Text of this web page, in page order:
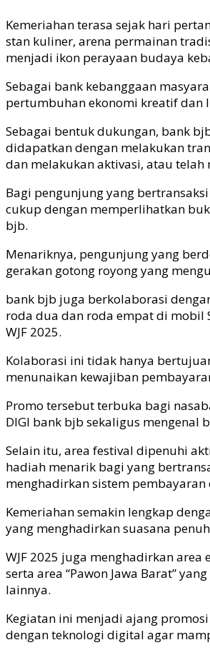
Kemeriahan terasa sejak hari
stan kuliner, arena permainan
menjadi ikon perayaan budaya
Sebagai bank kebanggaan
pertumbuhan ekonomi kreatif dan
Sebagai bentuk dukungan, bank
didapatkan dengan melakukan
dan melakukan aktivasi, atau
Bagi pengunjung yang
cukup dengan memperlihatkan
bjb.
Menariknya, pengunjung yang
gerakan gotong royong yang
bank bjb juga berkolaborasi
roda dua dan roda empat di mobil
WJF 2025.
Kolaborasi ini tidak hanya
menunaikan kewajiban
Promo tersebut terbuka bagi
DIGI bank bjb sekaligus mengenal
Selain itu, area festival dipenuhi
hadiah menarik bagi yang
menghadirkan sistem
Kemeriahan semakin lengkap
yang menghadirkan suasana
WJF 2025 juga menghadirkan
serta area “Pawon Jawa Barat”
lainnya.
Kegiatan ini menjadi ajang
dengan teknologi digital agar